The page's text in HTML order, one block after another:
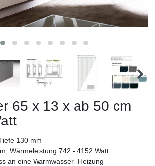
65 x 13 x ab 50 cm
130 mm
Wärmeleistung 742 - 4152 Watt
an eine Warmwasser- Heizung